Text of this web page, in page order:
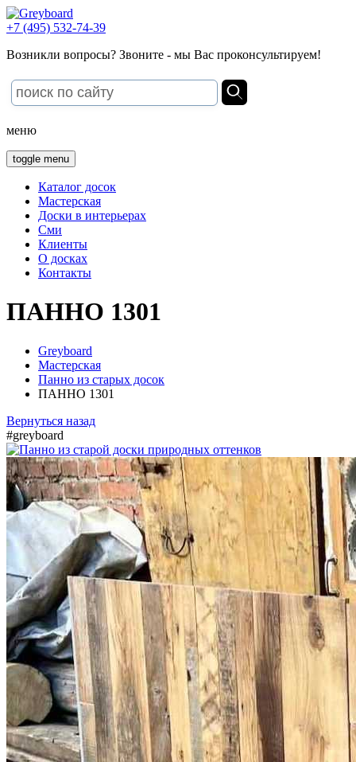
+7 (495) 532-74-39
Возникли вопросы? Звоните - мы Вас проконсультируем!
меню
toggle menu
Каталог досок
Мастерская
Доски в интерьерах
Сми
Клиенты
О досках
Контакты
ПАННО 1301
Greyboard
Мастерская
Панно из старых досок
ПАННО 1301
Вернуться назад
#greyboard